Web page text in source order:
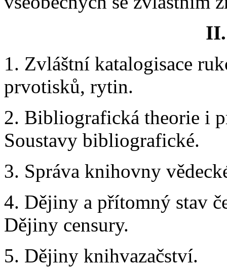
1. Zvláštní katalogisace
prvotisků, rytin.
2. Bibliografická theorie i
Soustavy bibliografické.
3. Správa knihovny
4. Dějiny a přítomný stav
Dějiny censury.
5. Dějiny knihvazačství.